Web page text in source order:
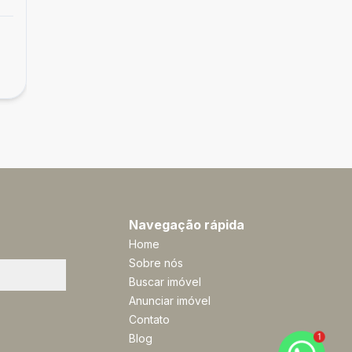
Navegação rápida
Home
Sobre nós
Buscar imóvel
Anunciar imóvel
Contato
Blog
1